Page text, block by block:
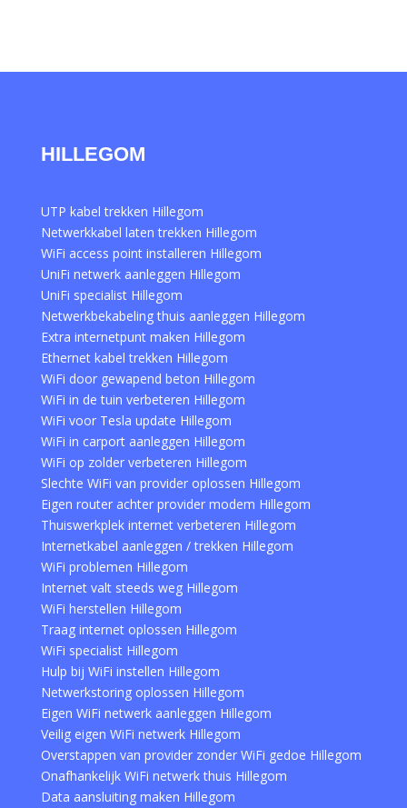
HILLEGOM
UTP kabel trekken Hillegom
Netwerkkabel laten trekken Hillegom
WiFi access point installeren Hillegom
UniFi netwerk aanleggen Hillegom
UniFi specialist Hillegom
Netwerkbekabeling thuis aanleggen Hillegom
Extra internetpunt maken Hillegom
Ethernet kabel trekken Hillegom
WiFi door gewapend beton Hillegom
WiFi in de tuin verbeteren Hillegom
WiFi voor Tesla update Hillegom
WiFi in carport aanleggen Hillegom
WiFi op zolder verbeteren Hillegom
Slechte WiFi van provider oplossen Hillegom
Eigen router achter provider modem Hillegom
Thuiswerkplek internet verbeteren Hillegom
Internetkabel aanleggen / trekken Hillegom
WiFi problemen Hillegom
Internet valt steeds weg Hillegom
WiFi herstellen Hillegom
Traag internet oplossen Hillegom
WiFi specialist Hillegom
Hulp bij WiFi instellen Hillegom
Netwerkstoring oplossen Hillegom
Eigen WiFi netwerk aanleggen Hillegom
Veilig eigen WiFi netwerk Hillegom
Overstappen van provider zonder WiFi gedoe Hillegom
Onafhankelijk WiFi netwerk thuis Hillegom
Data aansluiting maken Hillegom